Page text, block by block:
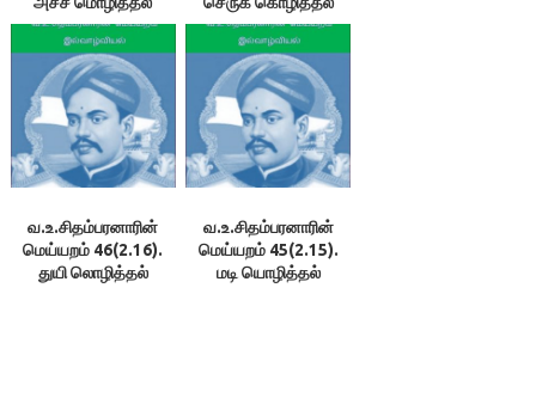
வ.உ.சிதம்பரனாரின்
மெய்யறம் 46(2.16).
துயி லொழித்தல்
வ.உ.சிதம்பரனாரின்
மெய்யறம் 45(2.15).
மடி யொழித்தல்